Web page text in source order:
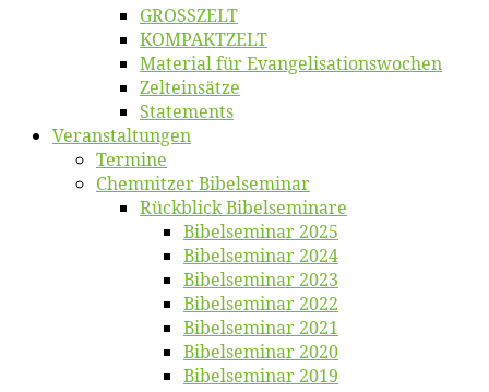
GROSSZELT
KOMPAKTZELT
Ma­te­ri­al für Evangelisationswochen
Zelt­ein­sät­ze
State­ments
Ver­an­stal­tun­gen
Ter­mi­ne
Chemnit­zer Bibelseminar
Rück­blick Bibelseminare
Bi­bel­se­mi­nar 2025
Bi­bel­se­mi­nar 2024
Bi­bel­se­mi­nar 2023
Bi­bel­se­mi­nar 2022
Bi­bel­se­mi­nar 2021
Bi­bel­se­mi­nar 2020
Bi­bel­se­mi­nar 2019